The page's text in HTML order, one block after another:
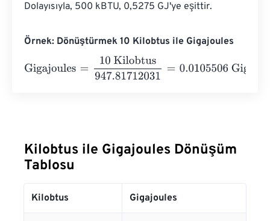
Dolayısıyla, 500 kBTU, 0,5275 GJ'ye eşittir.
Örnek: Dönüştürmek 10 Kilobtus ile Gigajoules
Gigajoules
10 Kilobtus947.81712031= 0.0105506
Kilobtus ile Gigajoules Dönüşüm
Tablosu
Kilobtus Gigajoules